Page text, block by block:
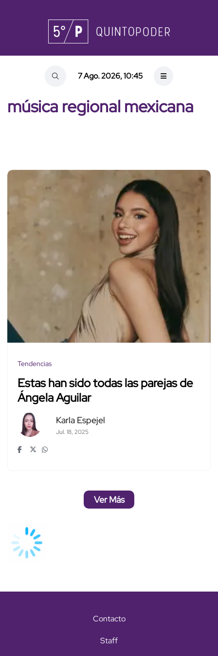
7 Ago. 2026, 10:45
música regional mexicana
Tendencias
Estas han sido todas las parejas de
Ángela Aguilar
Karla Espejel
Jul. 18, 2025
Ver Más
Contacto
Staff